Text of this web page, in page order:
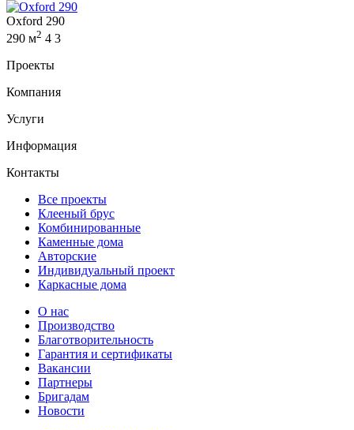
Oxford 290
290 м2 4 3
Проекты
Компания
Услуги
Информация
Контакты
Все проекты
Клееный брус
Комбинированные
Каменные дома
Авторские
Индивидуальный проект
Каркасные дома
О нас
Производство
Благотворительность
Гарантия и сертификаты
Вакансии
Партнеры
Бригадам
Новости